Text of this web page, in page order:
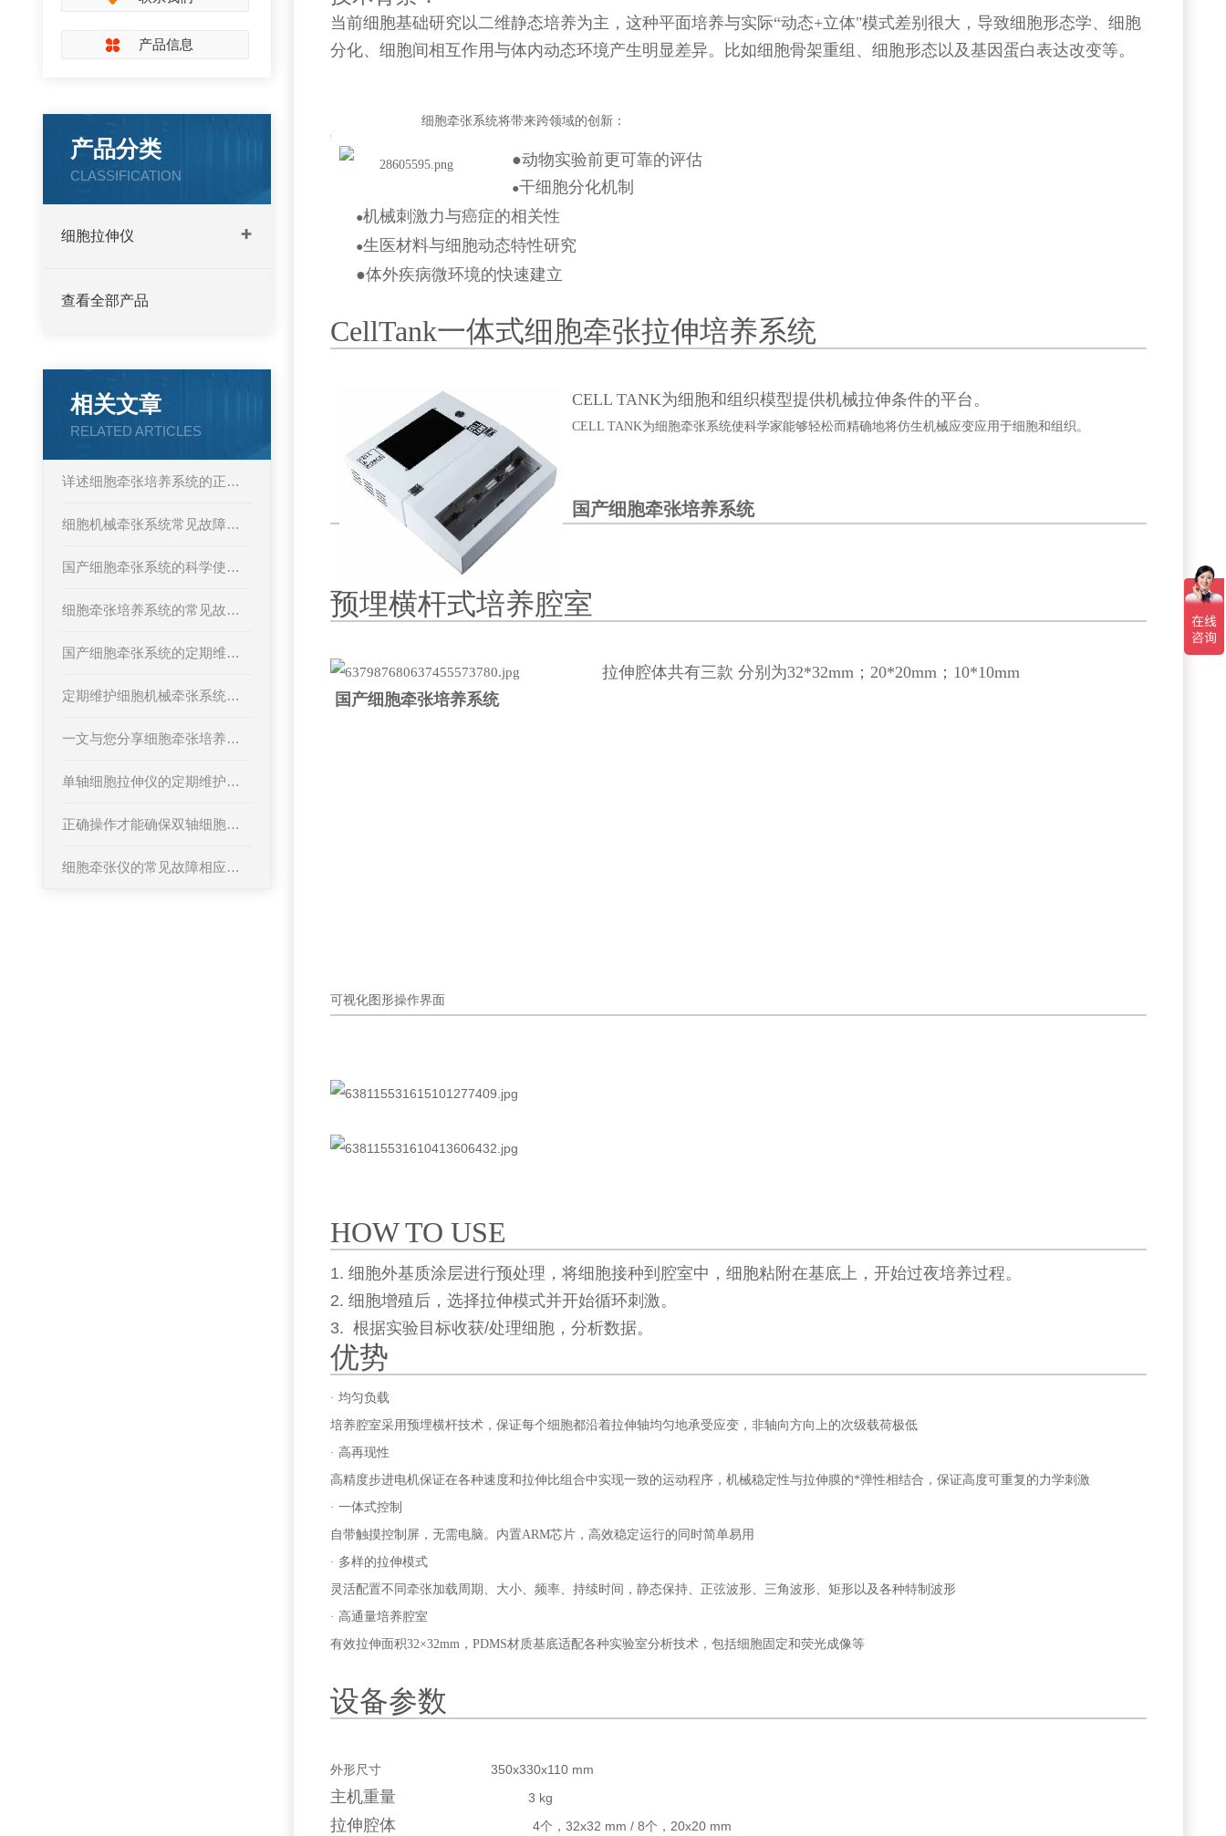
当前细胞基础研究以二维静态培养为主，这种平面培养与实际“动态+立体"模式差别很大，导致细胞形态学、细胞
分化、细胞间相互作用与体内动态环境产生明显差异。比如细胞骨架重组、细胞形态以及基因蛋白表达改变等。
细胞牵张系统将带来跨领域的创新：
●动物实验前更可靠的评估
●干细胞分化机制
●机械刺激力与癌症的相关性
●生医材料与细胞动态特性研究
●体外疾病微环境的快速建立
CellTank一体式细胞牵张拉伸培养系统
CELL TANK为细胞和组织模型提供机械拉伸条件的平台。
CELL TANK为细胞牵张系统使科学家能够轻松而精确地将仿生机械应变应用于细胞和组织。
国产细胞牵张培养系统
预埋横杆式培养腔室
拉伸腔体共有三款 分别为32*32mm；20*20mm；10*10mm
国产细胞牵张培养系统
可视化图形操作界面
HOW TO USE
1. 细胞外基质涂层进行预处理，将细胞接种到腔室中，细胞粘附在基底上，开始过夜培养过程。
2. 细胞增殖后，选择拉伸模式并开始循环刺激。
3. 根据实验目标收获/处理细胞，分析数据。
优势
· 均匀负载
培养腔室采用预埋横杆技术，保证每个细胞都沿着拉伸轴均匀地承受应变，非轴向方向上的次级载荷极低
· 高再现性
高精度步进电机保证在各种速度和拉伸比组合中实现一致的运动程序，机械稳定性与拉伸膜的*弹性相结合，保证高度可重复的力学刺激
· 一体式控制
自带触摸控制屏，无需电脑。内置ARM芯片，高效稳定运行的同时简单易用
· 多样的拉伸模式
灵活配置不同牵张加载周期、大小、频率、持续时间，静态保持、正弦波形、三角波形、矩形以及各种特制波形
· 高通量培养腔室
有效拉伸面积32×32mm，PDMS材质基底适配各种实验室分析技术，包括细胞固定和荧光成像等
设备参数
外形尺寸350x330x110 mm
主机重量3 kg
拉伸腔体4个，32x32 mm /8个， 20x20 mm
产品信息
产品分类
CLASSIFICATION
细胞拉伸仪
查看全部产品
相关文章
RELATED ARTICLES
详述细胞牵张培养系统的正确操作使用方法
细胞机械牵张系统常见故障及对应解决策略详解
国产细胞牵张系统的科学使用方法分享
细胞牵张培养系统的常见故障相应解决方法分享
国产细胞牵张系统的定期维护保养方法分享
定期维护细胞机械牵张系统可以提高实验结果的可靠性
一文与您分享细胞牵张培养系统的正确操作方法
单轴细胞拉伸仪的定期维护保养方法介绍
正确操作才能确保双轴细胞拉伸仪实验数据的准确性
细胞牵张仪的常见故障相应解决方法